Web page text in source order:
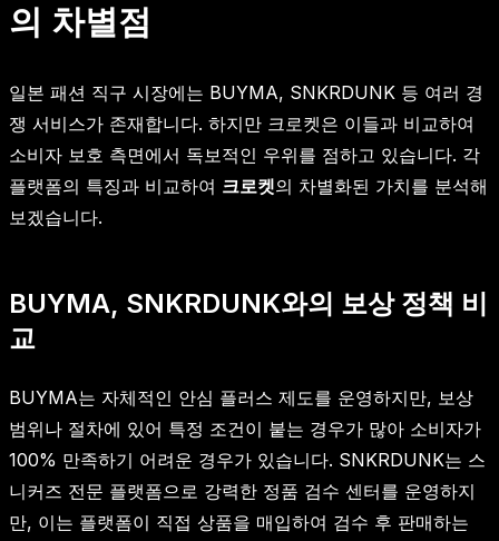
의 차별점
일본 패션 직구 시장에는 BUYMA, SNKRDUNK 등 여러 경
쟁 서비스가 존재합니다. 하지만 크로켓은 이들과 비교하여
소비자 보호 측면에서 독보적인 우위를 점하고 있습니다. 각
플랫폼의 특징과 비교하여 크로켓의 차별화된 가치를 분석해
보겠습니다.
BUYMA, SNKRDUNK와의 보상 정책 비
교
BUYMA는 자체적인 안심 플러스 제도를 운영하지만, 보상
범위나 절차에 있어 특정 조건이 붙는 경우가 많아 소비자가
100% 만족하기 어려운 경우가 있습니다. SNKRDUNK는 스
니커즈 전문 플랫폼으로 강력한 정품 검수 센터를 운영하지
만, 이는 플랫폼이 직접 상품을 매입하여 검수 후 판매하는